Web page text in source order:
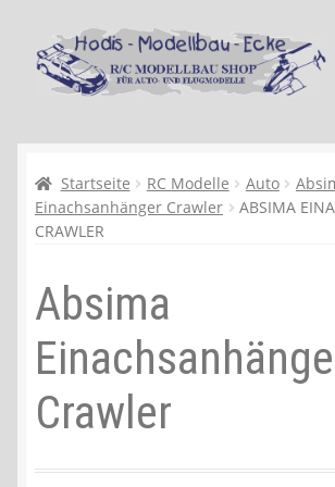
Zur
Navigation
springen
Zum
Inhalt
springen
Kasse
Mein Konto
Recycling, Entsorgung und Umwelt
Shop
Warenkorb
Ablauf einer Bestellung
Startseite RC Modelle Auto
Einachsanhänger Crawler
ABSIMA
CRAWLER
Absima
Crawler